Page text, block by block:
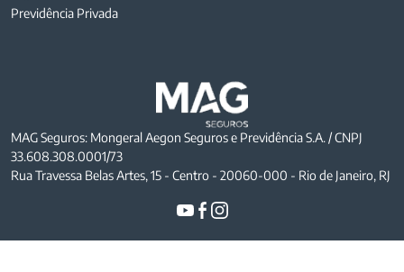
Previdência Privada
MAG Seguros: Mongeral Aegon Seguros e Previdência S.A. / CNPJ
33.608.308.0001/73
Rua Travessa Belas Artes, 15 - Centro - 20060-000 - Rio de Janeiro, RJ